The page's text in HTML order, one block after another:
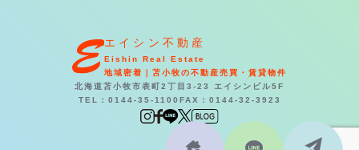
エイシン不動産
Eishin Real Estate
地域密着｜苫小牧の不動産売買・賃貸物件
北海道苫小牧市表町2丁目3-23 エイシンビル5F
TEL：0144-35-1100 FAX：0144-32-3923